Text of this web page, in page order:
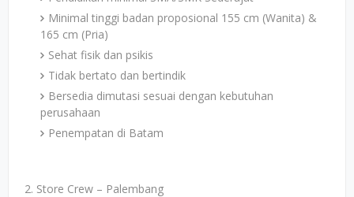
Minimal tinggi badan proposional 155 cm (Wanita) &
165 cm (Pria)
Sehat fisik dan psikis
Tidak bertato dan bertindik
Bersedia dimutasi sesuai dengan kebutuhan
perusahaan
Penempatan di Batam
2. Store Crew – Palembang